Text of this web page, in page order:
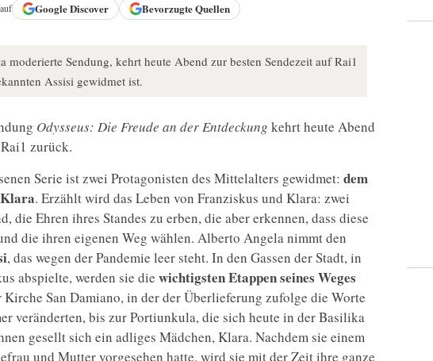
GoogleDiscover Bevorzugte Quellen
Sendung, kehrt heute Abend zur besten Sendezeit auf Rai1
Assisi gewidmet ist.
Odysseus: Die Freude an der Entdeckung kehrt heute Abend
zurück.
Serie ist zwei Protagonisten des Mittelalters gewidmet: dem
. Erzählt wird das Leben von Franziskus und Klara: zwei
die Ehren ihres Standes zu erben, die aber erkennen, dass diese
die ihren eigenen Weg wählen. Alberto Angela nimmt den
, das wegen der Pandemie leer steht. In den Gassen der Stadt, in
abspielte, werden sie die wichtigsten Etappen seines Weges
San Damiano, in der der Überlieferung zufolge die Worte
veränderten, bis zur Portiunkula, die sich heute in der Basilika
gesellt sich ein adliges Mädchen, Klara. Nachdem sie einem
und Mutter vorgesehen hatte, wird sie mit der Zeit ihre ganze